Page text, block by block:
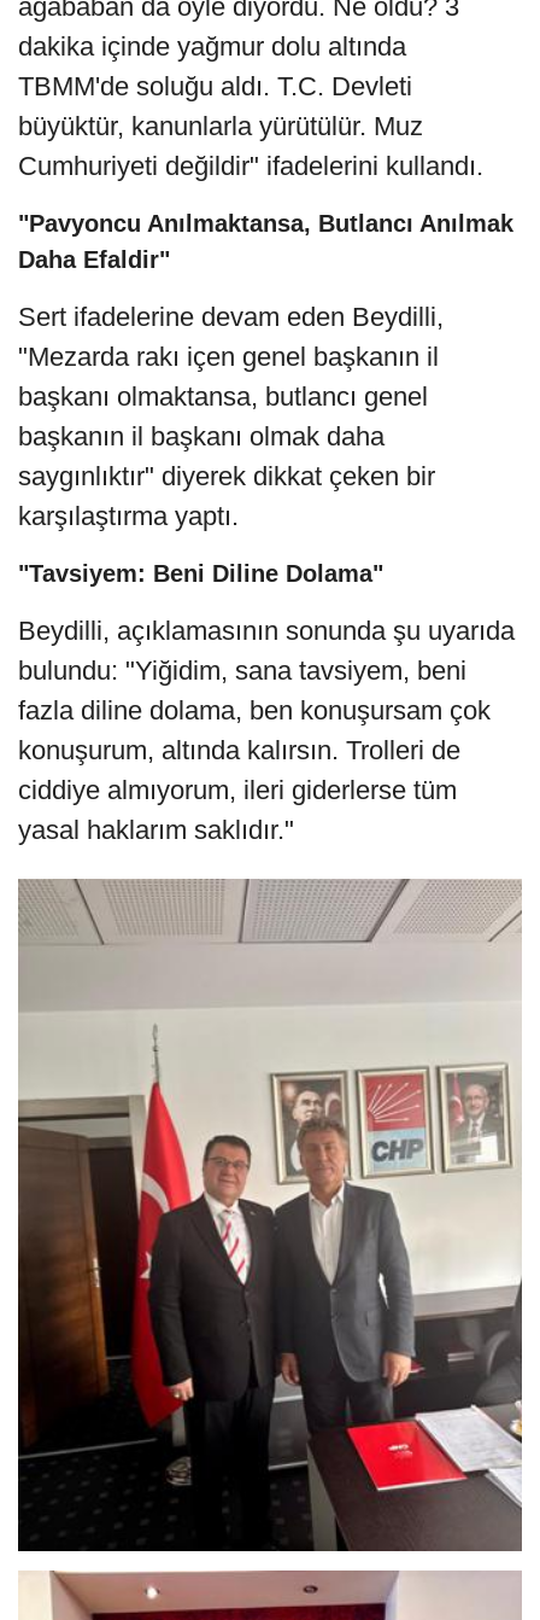
ağababan da öyle diyordu. Ne oldu? 3
dakika içinde yağmur dolu altında
TBMM'de soluğu aldı. T.C. Devleti
büyüktür, kanunlarla yürütülür. Muz
Cumhuriyeti değildir" ifadelerini kullandı.
"Pavyoncu Anılmaktansa, Butlancı Anılmak
Daha Efaldir"
Sert ifadelerine devam eden Beydilli,
"Mezarda rakı içen genel başkanın il
başkanı olmaktansa, butlancı genel
başkanın il başkanı olmak daha
saygınlıktır" diyerek dikkat çeken bir
karşılaştırma yaptı.
"Tavsiyem: Beni Diline Dolama"
Beydilli, açıklamasının sonunda şu uyarıda
bulundu: "Yiğidim, sana tavsiyem, beni
fazla diline dolama, ben konuşursam çok
konuşurum, altında kalırsın. Trolleri de
ciddiye almıyorum, ileri giderlerse tüm
yasal haklarım saklıdır."